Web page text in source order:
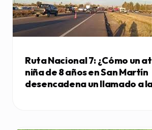
Ruta Nacional 7: ¿Cómo un
niña de 8 años en San Martín
desencadena un llamado a